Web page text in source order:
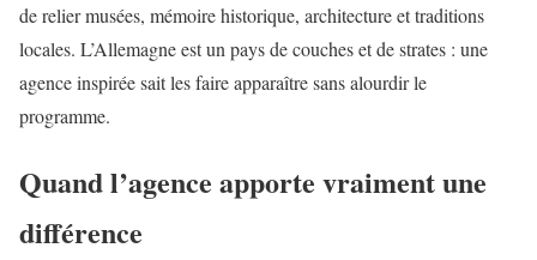
de relier musées, mémoire historique, architecture et traditions
locales. L’Allemagne est un pays de couches et de strates : une
agence inspirée sait les faire apparaître sans alourdir le
programme.
Quand l’agence apporte vraiment une
différence